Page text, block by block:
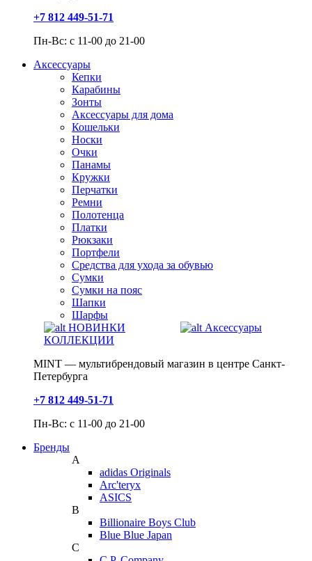
+7 812 449-51-71
Пн-Вс: с 11-00 до 21-00
Аксессуары
Кепки
Карабины
Зонты
Аксессуары для дома
Кошельки
Носки
Очки
Панамы
Кружки
Перчатки
Ремни
Полотенца
Платки
Рюкзаки
Портфели
Средства для ухода за обувью
Сумки
Сумки на пояс
Шапки
Шарфы
НОВИНКИ
КОЛЛЕКЦИИ
Аксессуары
MINT — мультибрендовый магазин в центре Санкт-
Петербурга
+7 812 449-51-71
Пн-Вс: с 11-00 до 21-00
Бренды
A
adidas Originals
Arc'teryx
ASICS
B
Billionaire Boys Club
Blue Blue Japan
C